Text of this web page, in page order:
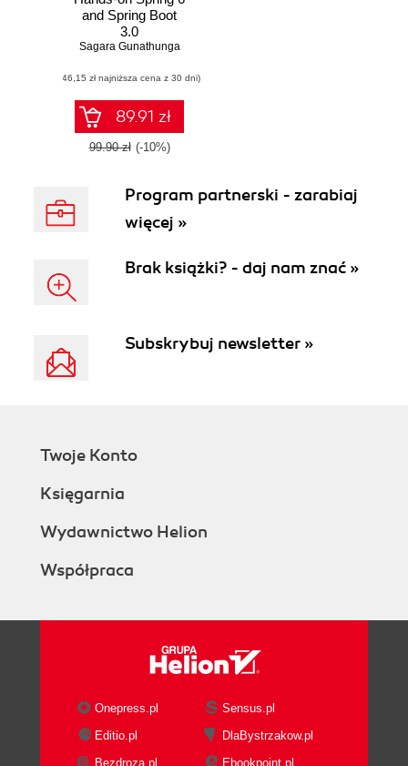
and Spring Boot
3.0
Sagara Gunathunga
(46,15 zł najniższa cena z 30 dni)
89.91 zł
99.90 zł (-10%)
Program partnerski - zarabiaj
więcej »
Brak książki? - daj nam znać »
Subskrybuj newsletter »
Twoje Konto
Księgarnia
Wydawnictwo Helion
Współpraca
Onepress.pl
Sensus.pl
Editio.pl
DlaBystrzakow.pl
Bezdroza.pl
Ebookpoint.pl